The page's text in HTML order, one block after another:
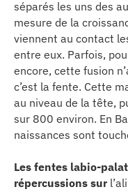
séparés les uns des
mesure de la
viennent au contact
entre eux. Parfois,
encore, cette fusion
c’est la fente. Cette
au niveau de la tête,
sur 800 environ. En
naissances sont
Les fentes labio-
répercussions sur